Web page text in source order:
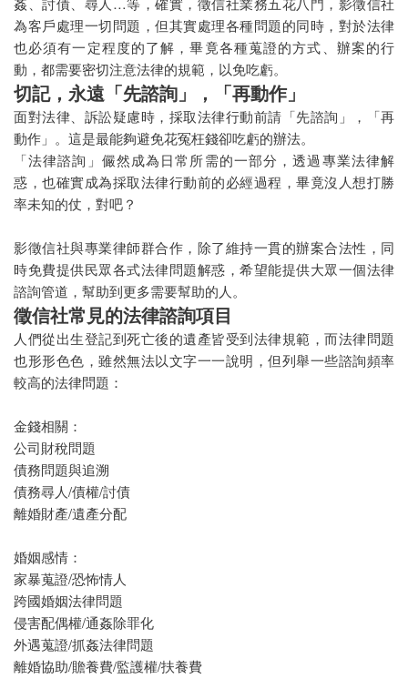
租霸驅離
為客戶處理一切問題，但其實處理各種問題的同時，對於法律
也必須有一定程度的了解，畢竟各種蒐證的方式、辦案的行
動，都需要密切注意法律的規範，以免吃虧。
切記，永遠「先諮詢」，「再動作」
面對法律、訴訟疑慮時，採取法律行動前請「先諮詢」，「再
動作」。這是最能夠避免花冤枉錢卻吃虧的辦法。
「法律諮詢」儼然成為日常所需的一部分，透過專業法律解
惑，也確實成為採取法律行動前的必經過程，畢竟沒人想打勝
率未知的仗，對吧？
影徵信社與專業律師群合作，除了維持一貫的辦案合法性，同
時免費提供民眾各式法律問題解惑，希望能提供大眾一個法律
諮詢管道，幫助到更多需要幫助的人。
徵信社常見的法律諮詢項目
人們從出生登記到死亡後的遺產皆受到法律規範，而法律問題
也形形色色，雖然無法以文字一一說明，但列舉一些諮詢頻率
較高的法律問題：
金錢相關：
公司財稅問題
債務問題與追溯
債務尋人/債權/討債
離婚財產/遺產分配
婚姻感情：
家暴蒐證/恐怖情人
跨國婚姻法律問題
侵害配偶權/通姦除罪化
外遇蒐證/抓姦法律問題
離婚協助/贍養費/監護權/扶養費